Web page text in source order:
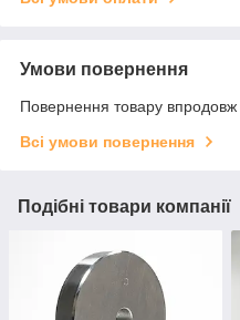
Умови повернення
Повернення товару впродовж
Всі умови повернення
Подібні товари компанії